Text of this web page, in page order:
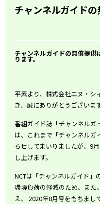
チャンネルガイド
チャンネルガイドの無償提
ります。
平素より、株式会社エヌ・シ
き、誠にありがとうございます
番組ガイド誌「チャンネルガ
は、これまで「チャンネルガ
らせしてまいりましたが、9
し上げます。
NCTは「チャンネルガイド」
環境負荷の軽減のため、また
え、 2020年8月号をもちまし